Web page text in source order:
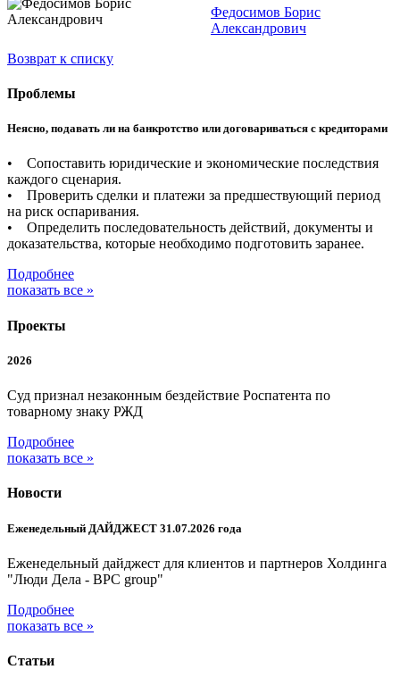
Федосимов Борис
Александрович
Возврат к списку
Проблемы
Неясно, подавать ли на банкротство или договариваться с кредиторами
• Сопоставить юридические и экономические последствия
каждого сценария.
• Проверить сделки и платежи за предшествующий период
на риск оспаривания.
• Определить последовательность действий, документы и
доказательства, которые необходимо подготовить заранее.
Подробнее
показать все »
Проекты
2026
Суд признал незаконным бездействие Роспатента по
товарному знаку РЖД
Подробнее
показать все »
Новости
Еженедельный ДАЙДЖЕСТ 31.07.2026 года
Еженедельный дайджест для клиентов и партнеров Холдинга
"Люди Дела - BPC group"
Подробнее
показать все »
Статьи